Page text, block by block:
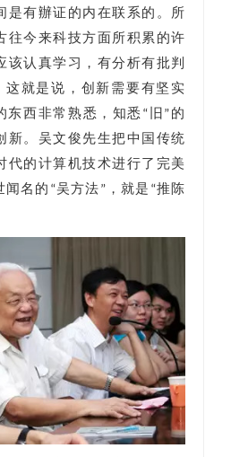
是有辦证的内在联系的。所
往今来科技方面所积累的许
该认真学习，有分析有批判
这就是说，创新需要有坚实
东西非常熟悉，知悉“旧”的
新。吴文俊先生把中国传统
代的计算机技术进行了完美
名的“吴方法”，就是“推陈